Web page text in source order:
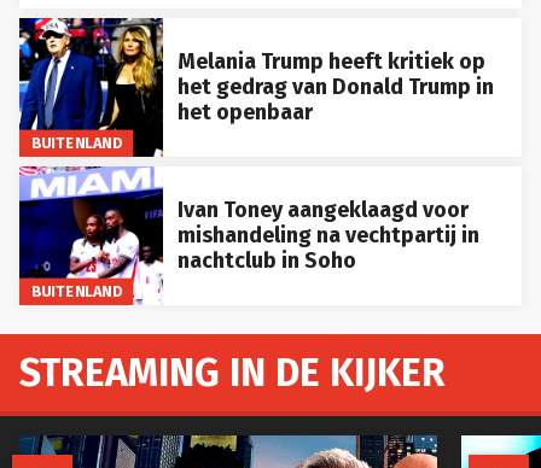
BUITENLAND
Melania Trump heeft kritiek op
het gedrag van Donald Trump in
het openbaar
BUITENLAND
Ivan Toney aangeklaagd voor
mishandeling na vechtpartij in
nachtclub in Soho
STREAMING IN DE KIJKER